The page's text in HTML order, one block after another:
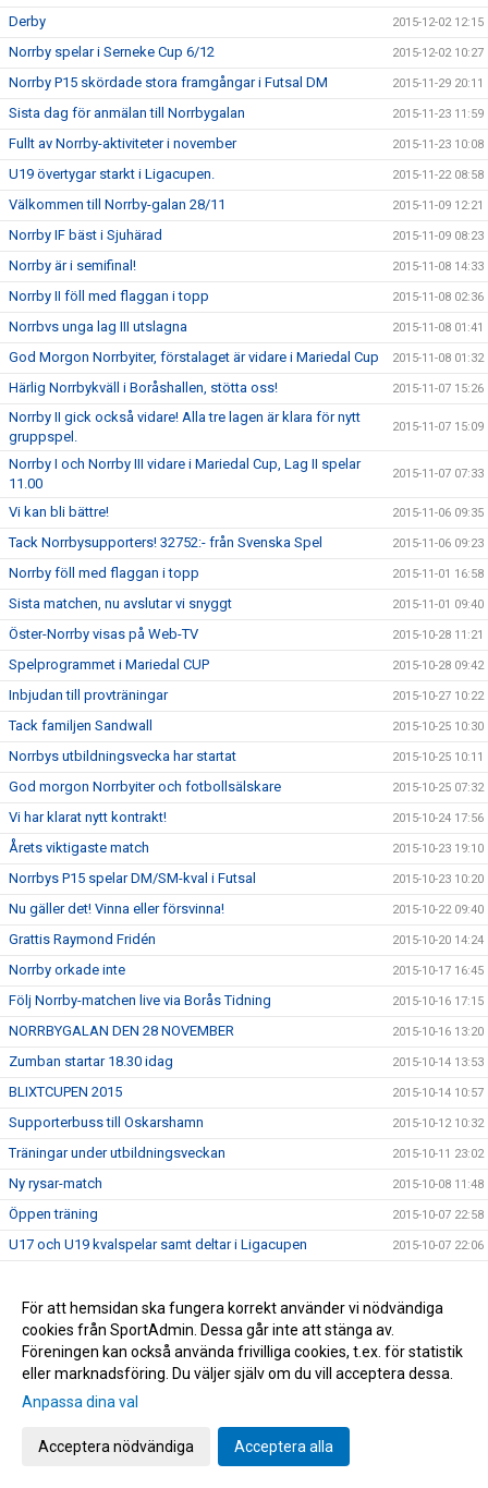
Derby 2015-12-02 12:15
Norrby spelar i Serneke Cup 6/12 2015-12-02 10:27
Norrby P15 skördade stora framgångar i Futsal DM 2015-11-29 20:11
Sista dag för anmälan till Norrbygalan 2015-11-23 11:59
Fullt av Norrby-aktiviteter i november 2015-11-23 10:08
U19 övertygar starkt i Ligacupen. 2015-11-22 08:58
Välkommen till Norrby-galan 28/11 2015-11-09 12:21
Norrby IF bäst i Sjuhärad 2015-11-09 08:23
Norrby är i semifinal! 2015-11-08 14:33
Norrby II föll med flaggan i topp 2015-11-08 02:36
Norrbvs unga lag III utslagna 2015-11-08 01:41
God Morgon Norrbyiter, förstalaget är vidare i Mariedal Cup 2015-11-08 01:32
Härlig Norrbykväll i Boråshallen, stötta oss! 2015-11-07 15:26
Norrby II gick också vidare! Alla tre lagen är klara för nytt
gruppspel.
2015-11-07 15:09
Norrby I och Norrby III vidare i Mariedal Cup, Lag II spelar
11.00
2015-11-07 07:33
Vi kan bli bättre! 2015-11-06 09:35
Tack Norrbysupporters! 32752:- från Svenska Spel 2015-11-06 09:23
Norrby föll med flaggan i topp 2015-11-01 16:58
Sista matchen, nu avslutar vi snyggt 2015-11-01 09:40
Öster-Norrby visas på Web-TV 2015-10-28 11:21
Spelprogrammet i Mariedal CUP 2015-10-28 09:42
Inbjudan till provträningar 2015-10-27 10:22
Tack familjen Sandwall 2015-10-25 10:30
Norrbys utbildningsvecka har startat 2015-10-25 10:11
God morgon Norrbyiter och fotbollsälskare 2015-10-25 07:32
Vi har klarat nytt kontrakt! 2015-10-24 17:56
Årets viktigaste match 2015-10-23 19:10
Norrbys P15 spelar DM/SM-kval i Futsal 2015-10-23 10:20
Nu gäller det! Vinna eller försvinna! 2015-10-22 09:40
Grattis Raymond Fridén 2015-10-20 14:24
Norrby orkade inte 2015-10-17 16:45
Följ Norrby-matchen live via Borås Tidning 2015-10-16 17:15
NORRBYGALAN DEN 28 NOVEMBER 2015-10-16 13:20
Zumban startar 18.30 idag 2015-10-14 13:53
BLIXTCUPEN 2015 2015-10-14 10:57
Supporterbuss till Oskarshamn 2015-10-12 10:32
Träningar under utbildningsveckan 2015-10-11 23:02
Ny rysar-match 2015-10-08 11:48
Öppen träning 2015-10-07 22:58
U17 och U19 kvalspelar samt deltar i Ligacupen 2015-10-07 22:06
Utbildningsvecka 2015-10-07 09:58
För stora siffror 2015-10-06 10:03
Tack från Röda Korset 2015-10-05 14:16
U19 gav Degerfors en fight!
Storpublik inför kvällens "västderby" på Gamla Ullevi
Bilder från lördagens cupäventyr på Borås Arena
För att hemsidan ska fungera korrekt använder vi nödvändiga
cookies från SportAdmin. Dessa går inte att stänga av.
Föreningen kan också använda frivilliga cookies, t.ex. för statistik
eller marknadsföring. Du väljer själv om du vill acceptera dessa.
Anpassa dina val
Acceptera nödvändiga Acceptera alla